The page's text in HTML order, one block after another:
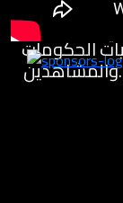
وغيره من
الحكومات